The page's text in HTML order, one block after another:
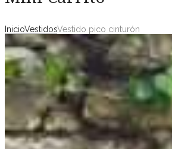
InicioVestidosVestido pico cinturón